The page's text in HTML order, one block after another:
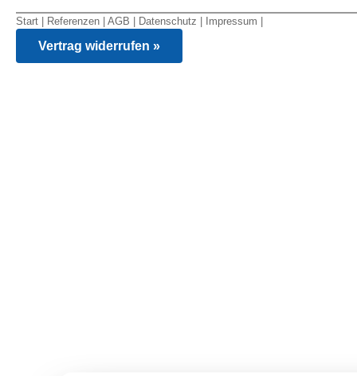
Start Referenzen AGB Datenschutz Impressum
Vertrag widerrufen »